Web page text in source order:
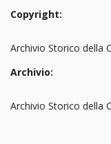
Copyright:
Archivio Storico della
Archivio:
Archivio Storico della